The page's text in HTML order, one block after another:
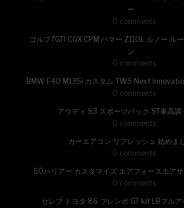
ー
0 comments
ゴルフ7GTI COX CPM ハマー Z110L ルノー ル
ン
0 comments
BMW F40 M135i カスタム TWS Next
0 comments
アウディ S3 スポーツバック ST車高調
0 comments
カーエアコン リフレッシュ 始めま
0 comments
60ハリアー カスタマイズ エアフォースエア
0 comments
セレブ トヨタ 86 ブレンボ GT kit LBフルア